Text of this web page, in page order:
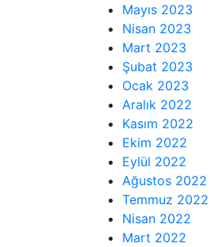
Mayıs 2023
Nisan 2023
Mart 2023
Şubat 2023
Ocak 2023
Aralık 2022
Kasım 2022
Ekim 2022
Eylül 2022
Ağustos 2022
Temmuz 2022
Nisan 2022
Mart 2022